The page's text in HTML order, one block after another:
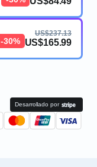
-30%
US$237.13
US$165.99
Desarrollado por